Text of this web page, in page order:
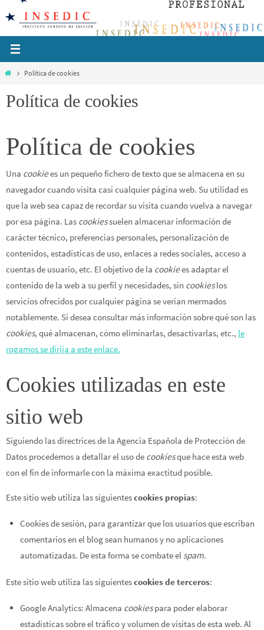
contenido
InicioPolítica de cookies
Política de cookies
Política de cookies
Una cookiees un pequeño fichero de texto que se almacena en su
navegador cuando visita casi cualquier página web. Su utilidad es
que la web sea capaz de recordar su visita cuando vuelva a navegar
por esa página. Las cookiessuelen almacenar información de
carácter técnico, preferencias personales, personalización de
contenidos, estadísticas de uso, enlaces a redes sociales, acceso a
cuentas de usuario, etc. El objetivo de la cookiees adaptar el
contenido de la web a su perfil y necesidades, sin cookieslos
servicios ofrecidos por cualquier página se verían mermados
notablemente. Si desea consultar más información sobre qué son las
cookies, qué almacenan, cómo eliminarlas, desactivarlas, etc., le
rogamos se dirija a este enlace.
Cookies utilizadas en este
sitio web
Siguiendo las directrices de la Agencia Española de Protección de
Datos procedemos a detallar el uso de cookiesque hace esta web
con el fin de informarle con la máxima exactitud posible.
Este sitio web utiliza las siguientescookies propias:
Cookies de sesión, para garantizar que los usuarios que escriban
comentarios en el blog sean humanos y no aplicaciones
automatizadas. De esta forma se combate el spam.
Este sitio web utiliza las siguientescookies de terceros:
Google Analytics: Almacena cookiespara poder elaborar
estadísticas sobre el tráfico y volumen de visitas de esta web. Al